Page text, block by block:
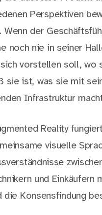
Perspektiven
Wenn der
noch nie in seiner
vorstellen soll, wo
sie ist, was sie mit
Infrastruktur
Reality
visuelle
und Einkäufern
die Konsensfindung